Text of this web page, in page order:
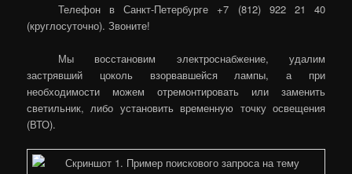
Телефон в Санкт-Петербурге +7 (812) 922 21 40
(круглосуточно). Звоните!
Мы восстановим электроснабжение, удалим
застрявший цоколь взорвавшейся лампы, а при
необходимости можем отремонтировать или заменить
светильник, либо установить временную точку освещения
(ВТО).